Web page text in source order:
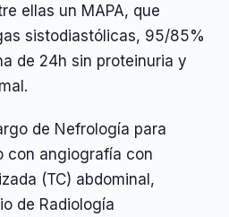
ellas un MAPA, que
sistodiastólicas, 95/85%
de 24h sin proteinuria y
de Nefrología para
con angiografía con
(TC) abdominal,
de Radiología